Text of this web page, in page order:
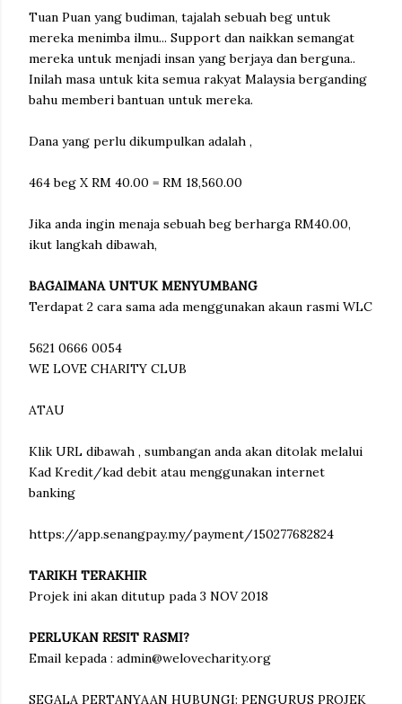
Tuan Puan yang budiman, tajalah sebuah beg untuk
mereka menimba ilmu... Support dan naikkan semangat
mereka untuk menjadi insan yang berjaya dan berguna..
Inilah masa untuk kita semua rakyat Malaysia berganding
bahu memberi bantuan untuk mereka.
Dana yang perlu dikumpulkan adalah ,
464 beg X RM 40.00 = RM 18,560.00
Jika anda ingin menaja sebuah beg berharga RM40.00,
ikut langkah dibawah,
BAGAIMANA UNTUK MENYUMBANG
Terdapat 2 cara sama ada menggunakan akaun rasmi WLC
5621 0666 0054
WE LOVE CHARITY CLUB
ATAU
Klik URL dibawah , sumbangan anda akan ditolak melalui
Kad Kredit/kad debit atau menggunakan internet
banking
https://app.senangpay.my/payment/150277682824
TARIKH TERAKHIR
Projek ini akan ditutup pada 3 NOV 2018
PERLUKAN RESIT RASMI?
Email kepada : admin@welovecharity.org
SEGALA PERTANYAAN HUBUNGI: PENGURUS PROJEK